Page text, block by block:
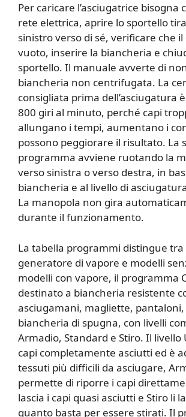
Per caricare l’asciugatrice bisogna
rete elettrica, aprire lo sportello
sinistro verso di sé, verificare che il
vuoto, inserire la biancheria e
sportello. Il manuale avverte di
biancheria non centrifugata. La
consigliata prima dell’asciugatura
800 giri al minuto, perché capi
allungano i tempi, aumentano i
possono peggiorare il risultato. La
programma avviene ruotando la
verso sinistra o verso destra, in
biancheria e al livello di
La manopola non gira
durante il funzionamento.
La tabella programmi distingue tra
generatore di vapore e modelli
modelli con vapore, il programma
destinato a biancheria resistente
asciugamani, magliette,
biancheria di spugna, con livelli
Armadio, Standard e Stiro. Il livello
capi completamente asciutti ed è
tessuti più difficili da asciugare,
permette di riporre i capi
lascia i capi quasi asciutti e Stiro li
quanto basta per essere stirati. Il